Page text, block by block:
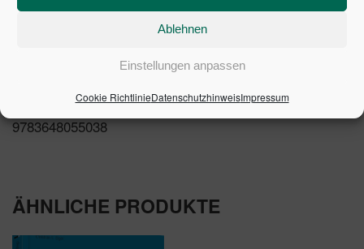
Ablehnen
Einstellungen anpassen
Cookie RichtlinieDatenschutzhinweisImpressum
Arbeitshilfen online:
Gesprächsphasen.
1. Auflage 2014 | Artikelnummer: 14002-0001 | ISBN:
9783648055038
ÄHNLICHE PRODUKTE